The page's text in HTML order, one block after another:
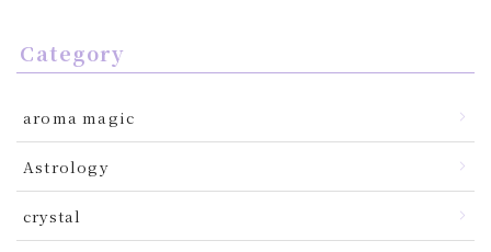
Category
aroma magic
Astrology
crystal